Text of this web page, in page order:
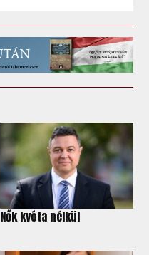
Nők kvóta nélkül